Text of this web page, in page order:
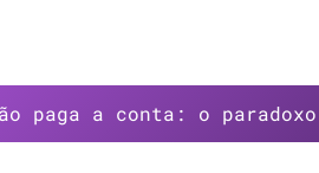
paga a conta: o